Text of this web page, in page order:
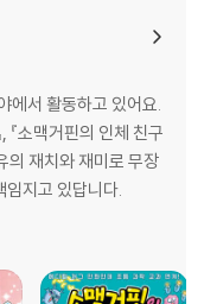
에서 활동하고 있어요.
, 『소맥거핀의 인체 친구
의 재치와 재미로 무장
임지고 있답니다.